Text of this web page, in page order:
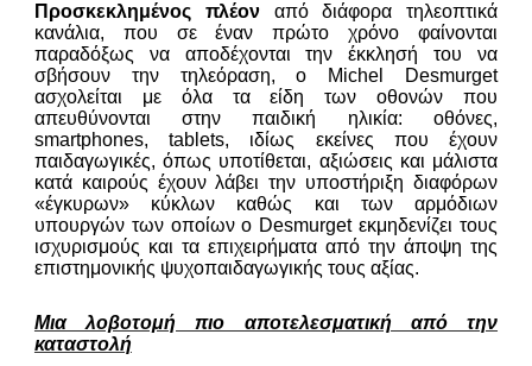
Προσκεκλημένος πλέοναπό διάφορα τηλεοπτικά
κανάλια, που σε έναν πρώτο χρόνο φαίνονται
παραδόξως να αποδέχονται την έκκλησή του να
σβήσουν την τηλεόραση, ο Michel Desmurget
ασχολείται με όλα τα είδη των οθονών που
απευθύνονται στην παιδική ηλικία: οθόνες,
smartphones, tablets, ιδίως εκείνες που έχουν
παιδαγωγικές, όπως υποτίθεται, αξιώσεις και μάλιστα
κατά καιρούς έχουν λάβει την υποστήριξη διαφόρων
«έγκυρων» κύκλων καθώς και των αρμόδιων
υπουργών των οποίων ο Desmurget εκμηδενίζει τους
ισχυρισμούς και τα επιχειρήματα από την άποψη της
επιστημονικής ψυχοπαιδαγωγικής τους αξίας.
Μια λοβοτομή πιο αποτελεσματική από την
καταστολή